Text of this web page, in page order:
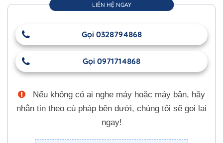
LIÊN HỆ NGAY
Gọi 0328794868
Gọi 0971714868
Nếu không có ai nghe máy hoặc máy bận, hãy
nhắn tin theo cú pháp bên dưới, chúng tôi sẽ gọi lại
ngay!